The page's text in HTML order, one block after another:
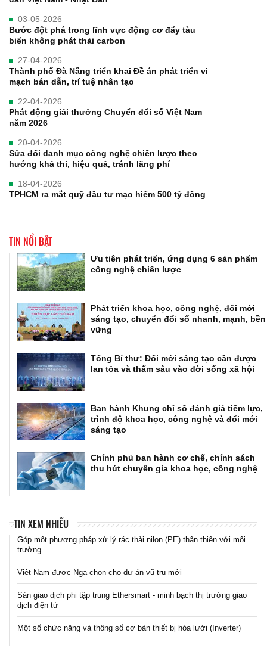
03-05-2026
Bước đột phá trong lĩnh vực động cơ đẩy tàu
biển không phát thải carbon
27-04-2026
Thành phố Đà Nẵng triển khai Đề án phát triển vi
mạch bán dẫn, trí tuệ nhân tạo
22-04-2026
Phát động giải thưởng Chuyển đổi số Việt Nam
năm 2026
20-04-2026
Sửa đổi danh mục công nghệ chiến lược theo
hướng khả thi, hiệu quả, tránh lãng phí
18-04-2026
TPHCM ra mắt quỹ đầu tư mạo hiểm 500 tỷ đồng
TIN NỔI BẬT
Ưu tiên phát triển, ứng dụng 6 sản phẩm
công nghệ chiến lược
Phát triển khoa học, công nghệ, đổi mới
sáng tạo, chuyển đổi số nhanh, mạnh, bền
vững
Tổng Bí thư: Đổi mới sáng tạo cần được
lan tỏa và thấm sâu vào đời sống xã hội
Ban hành Khung chỉ số đánh giá tiềm lực,
trình độ khoa học, công nghệ và đổi mới
sáng tạo
Chính phủ ban hành cơ chế, chính sách
thu hút chuyên gia khoa học, công nghệ
TIN XEM NHIỀU
Góp một phương pháp xử lý rác thải nilon (PE) thân thiện với môi
trường
Việt Nam được Nga chọn cho dự án vũ trụ mới
Sàn giao dịch phi tập trung Ethersmart - minh bạch thị trường giao
dịch điện tử
Một số chức năng và thông số cơ bản thiết bị hòa lưới (Inverter)